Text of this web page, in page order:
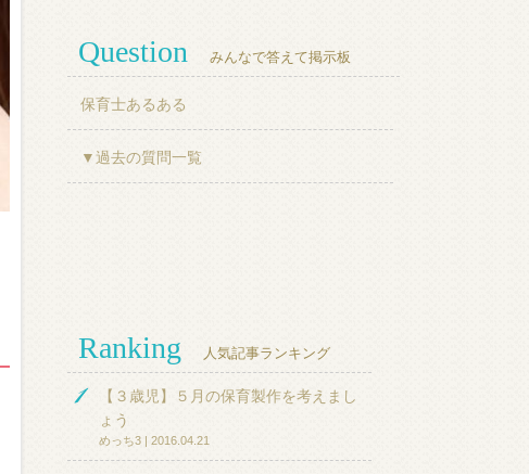
Question みんなで答えて掲示板
保育士あるある
▼過去の質問一覧
Ranking 人気記事ランキング
【３歳児】５月の保育製作を考えまし
ょう
めっち3 | 2016.04.21